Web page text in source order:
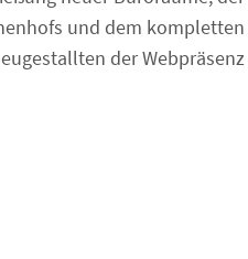
und dem kompletten
der Webpräsenz